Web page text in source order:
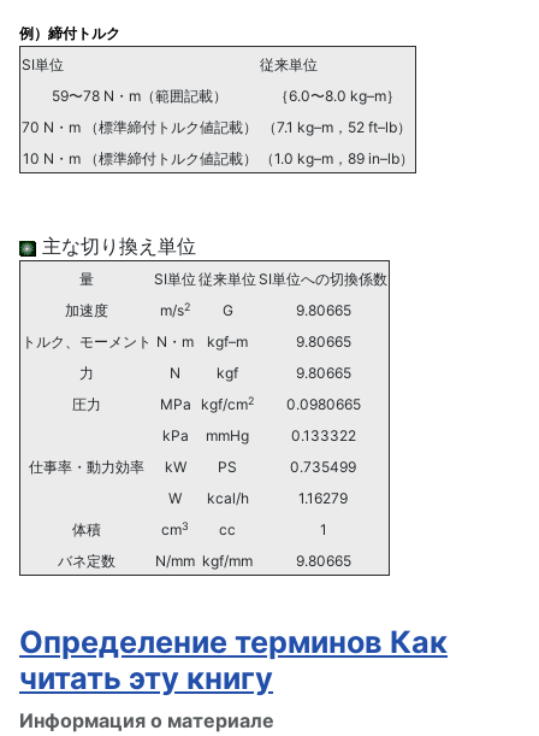
例）締付トルク
SI単位
従来単位
59〜78 N・m（範囲記載）
｛6.0〜8.0 kg–m｝
70 N・m （標準締付トルク値記載）
（7.1 kg–m，52 ft–lb）
10 N・m （標準締付トルク値記載）
（1.0 kg–m，89 in–lb）
主な切り換え単位
量 SI単位 従来単位 SI単位への切換係数
加速度
m/s2 G
9.80665
トルク、モーメント N・m kgf–m
9.80665
力
N kgf
9.80665
圧力
MPa kgf/cm2
0.0980665
kPa
mmHg
0.133322
仕事率・動力効率
kW PS
0.735499
W
kcal/h
1.16279
体積
cm3 cc
1
バネ定数
N/mm kgf/mm 9.80665
Определение терминов Как
читать эту книгу
Информация о материале